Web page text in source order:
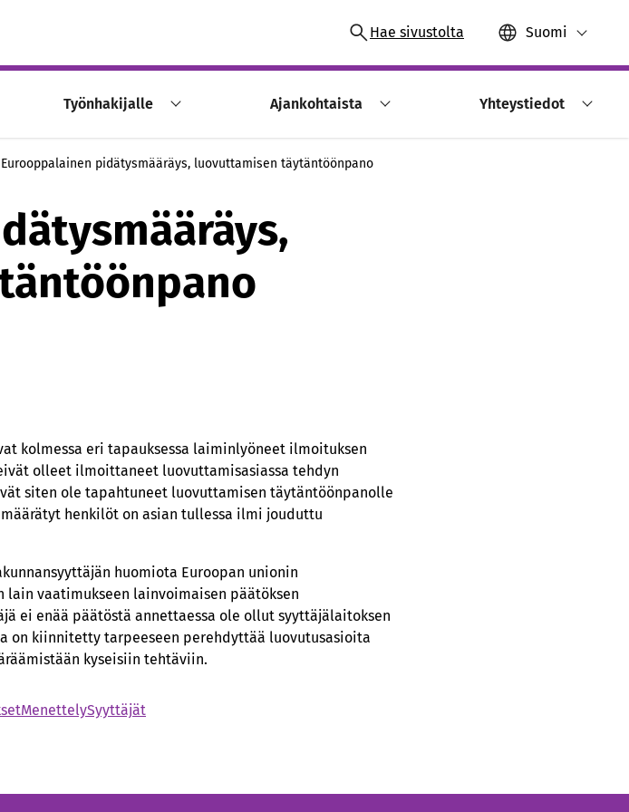
Hae sivustolta Suomi
Työnhakijalle Ajankohtaista Yhteystiedot
Eurooppalainen pidätysmääräys, luovuttamisen täytäntöönpano
kolmessa eri tapauksessa laiminlyöneet ilmoituksen
olleet ilmoittaneet luovuttamisasiassa tehdyn
siten ole tapahtuneet luovuttamisen täytäntöönpanolle
henkilöt on asian tullessa ilmi jouduttu
huomiota Euroopan unionin
vaatimukseen lainvoimaisen päätöksen
ei enää päätöstä annettaessa ole ollut syyttäjälaitoksen
on kiinnitetty tarpeeseen perehdyttää luovutusasioita
kyseisiin tehtäviin.
MenettelySyyttäjät